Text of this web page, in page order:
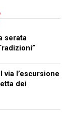
serata
via l’escursione
dei